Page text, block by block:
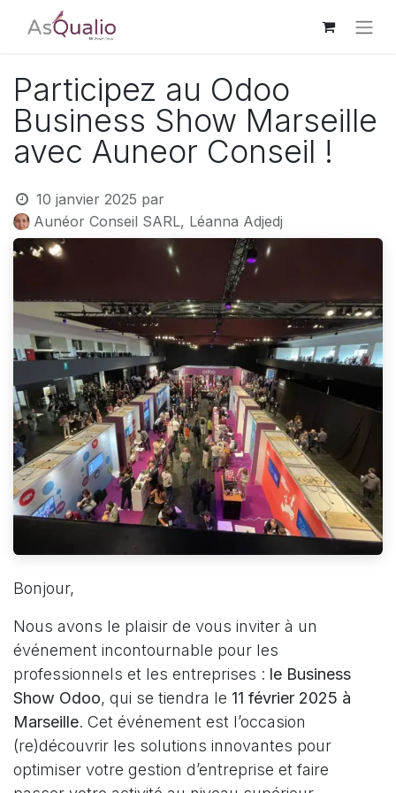
Participez au Odoo
Business Show Marseille
avec Auneor Conseil !​
10 janvier 2025 par
Aunéor Conseil SARL, Léanna Adjedj
Bonjour,
Nous avons le plaisir de vous inviter à un
événement incontournable pour les
professionnels et les entreprises : le Business
Show Odoo, qui se tiendra le 11 février 2025 à
Marseille. Cet événement est l’occasion
(re)découvrir les solutions innovantes pour
optimiser votre gestion d’entreprise et faire